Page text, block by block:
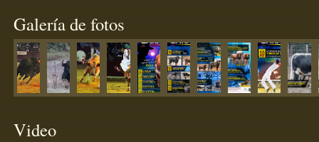
Galería de fotos
Video